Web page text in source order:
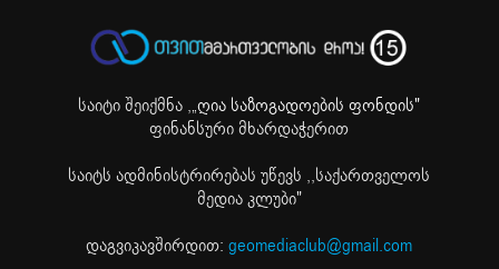
საიტი შეიქმნა ,„ღია საზოგადოების ფონდის"
ფინანსური მხარდაჭერით
საიტს ადმინისტრირებას უწევს ,,საქართველოს
მედია კლუბი"
დაგვიკავშირდით:geomediaclub@gmail.com